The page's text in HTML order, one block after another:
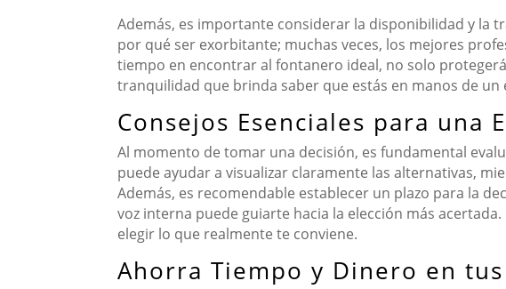
Además, es importante considerar la disponibilidad y la
por qué ser exorbitante; muchas veces, los mejores
tiempo en encontrar al fontanero ideal, no solo
tranquilidad que brinda saber que estás en manos de
Consejos Esenciales para una
Al momento de tomar una decisión, es fundamental
puede ayudar a visualizar claramente las alternativas,
Además, es recomendable establecer un plazo para la
voz interna puede guiarte hacia la elección más
elegir lo que realmente te conviene.
Ahorra Tiempo y Dinero en